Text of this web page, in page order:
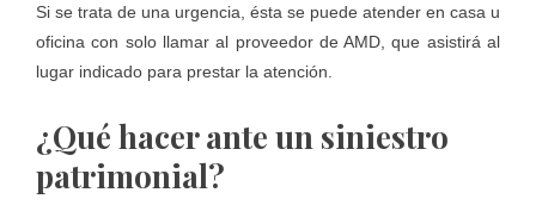
Si se trata de una urgencia, ésta se puede atender en casa u
oficina con solo llamar al proveedor de AMD, que asistirá al
lugar indicado para prestar la atención.
¿Qué hacer ante un siniestro
patrimonial?